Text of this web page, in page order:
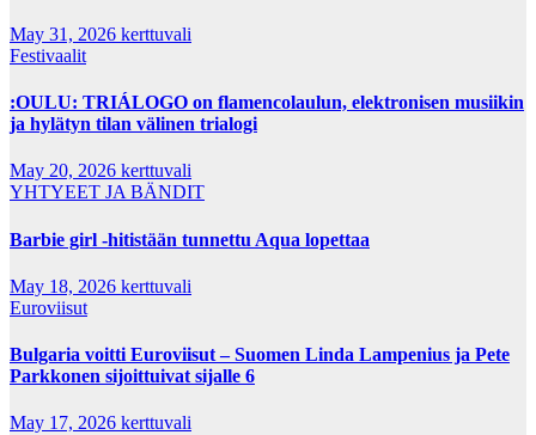
May 31, 2026 kerttuvali
Festivaalit
:OULU: TRIÁLOGO on flamencolaulun, elektronisen musiikin
ja hylätyn tilan välinen trialogi
May 20, 2026 kerttuvali
YHTYEET JA BÄNDIT
Barbie girl -hitistään tunnettu Aqua lopettaa
May 18, 2026 kerttuvali
Euroviisut
Bulgaria voitti Euroviisut – Suomen Linda Lampenius ja Pete
Parkkonen sijoittuivat sijalle 6
May 17, 2026 kerttuvali